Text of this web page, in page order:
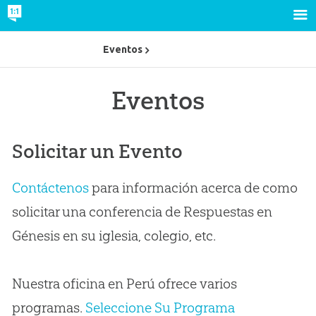
Eventos
Solicitar un Evento
Contáctenospara información acerca de como
solicitar una conferencia de Respuestas en
Génesis en su iglesia, colegio, etc.
Nuestra oficina en Perú ofrece varios
programas. Seleccione Su Programa
Eventos